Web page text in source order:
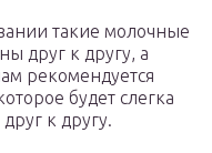
такие молочные
друг к другу, а
рекомендуется
будет слегка
к другу.